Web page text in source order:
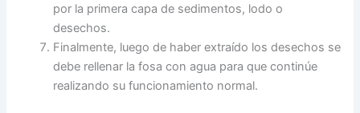
por la primera capa de sedimentos, lodo o
desechos.
Finalmente, luego de haber extraído los desechos se
debe rellenar la fosa con agua para que continúe
realizando su funcionamiento normal.